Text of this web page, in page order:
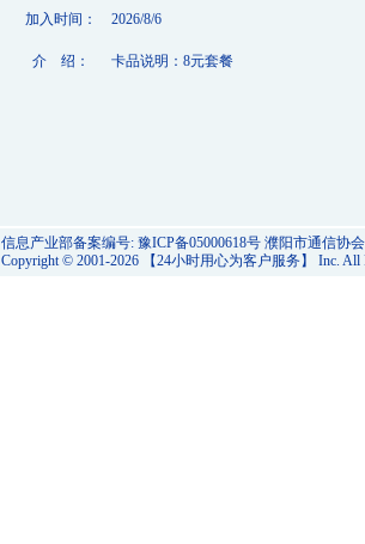
加入时间： 2026/8/6
介 绍： 卡品说明：8元套餐
信息产业部备案编号: 豫ICP备05000618号 濮阳市通信协
Copyright © 2001-2026 【24小时用心为客户服务】 Inc. All